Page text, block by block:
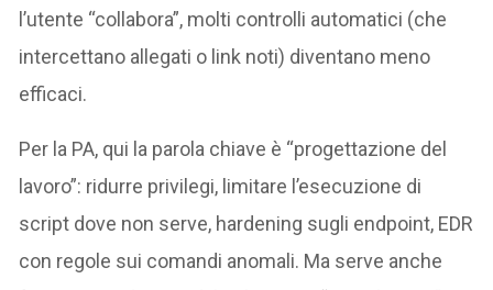
l’utente “collabora”, molti controlli automatici (che
intercettano allegati o link noti) diventano meno
efficaci.
Per la PA, qui la parola chiave è “progettazione del
lavoro”: ridurre privilegi, limitare l’esecuzione di
script dove non serve, hardening sugli endpoint, EDR
con regole sui comandi anomali. Ma serve anche